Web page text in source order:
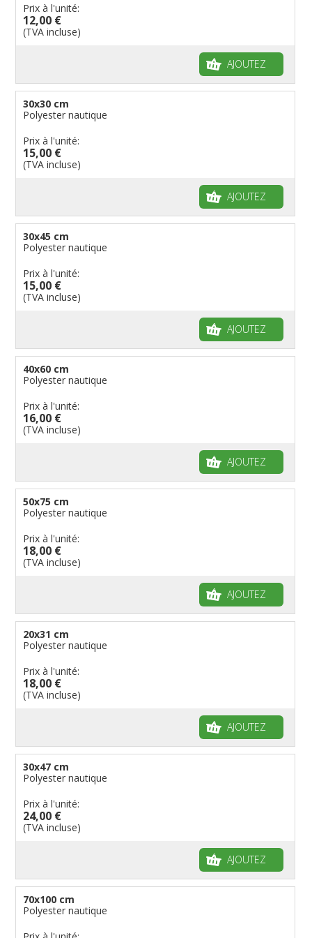
Prix à l'unité:
12,00 €
(TVA incluse)
AJOUTEZ
30x30 cm
Polyester nautique
Prix à l'unité:
15,00 €
(TVA incluse)
AJOUTEZ
30x45 cm
Polyester nautique
Prix à l'unité:
15,00 €
(TVA incluse)
AJOUTEZ
40x60 cm
Polyester nautique
Prix à l'unité:
16,00 €
(TVA incluse)
AJOUTEZ
50x75 cm
Polyester nautique
Prix à l'unité:
18,00 €
(TVA incluse)
AJOUTEZ
20x31 cm
Polyester nautique
Prix à l'unité:
18,00 €
(TVA incluse)
AJOUTEZ
30x47 cm
Polyester nautique
Prix à l'unité:
24,00 €
(TVA incluse)
AJOUTEZ
70x100 cm
Polyester nautique